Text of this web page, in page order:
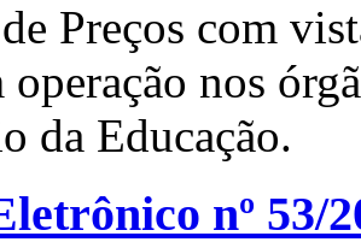
Preços com
operação nos
da Educação.
nº 53/